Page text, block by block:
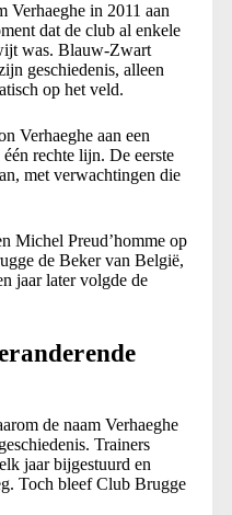
Verhaeghe in 2011 aan
dat de club al enkele
was. Blauw-Zwart
geschiedenis, alleen
op het veld.
Verhaeghe aan een
rechte lijn. De eerste
met verwachtingen die
Michel Preud’homme op
de Beker van België,
jaar later volgde de
de naam Verhaeghe
Trainers
jaar bijgestuurd en
Toch bleef Club Brugge